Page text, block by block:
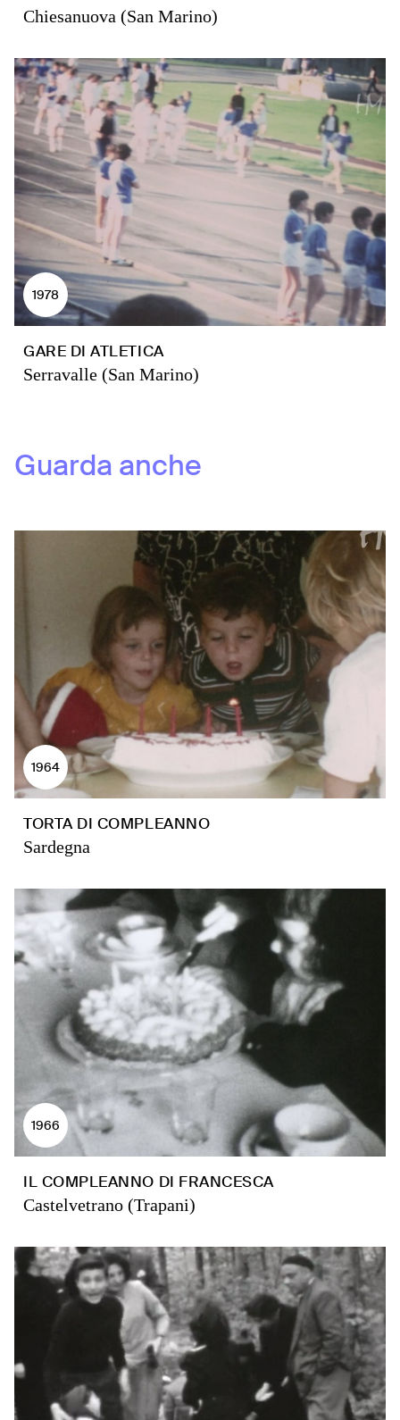
Chiesanuova (San Marino)
1978
GARE DI ATLETICA
Serravalle (San Marino)
Guarda anche
1964
TORTA DI COMPLEANNO
Sardegna
1966
IL COMPLEANNO DI FRANCESCA
Castelvetrano (Trapani)